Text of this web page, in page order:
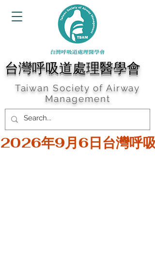
台灣呼吸道處理醫學會
Taiwan Society of Airway
Management